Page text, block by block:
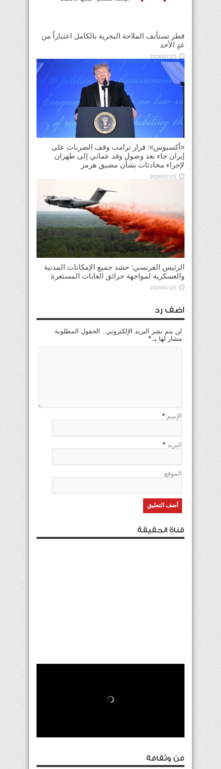
قطر تستأنف الملاحة البحرية بالكامل اعتباراً من
غدٍ الأحد
2026/07/25
«أكسيوس»: قرار ترامب وقف الضربات على
إيران جاء بعد وصول وفد عماني إلى طهران
لإجراء محادثات بشأن مضيق هرمز
2026/07/25
الرئيس الفرنسي: حشد جميع الإمكانات المدنية
والعسكرية لمواجهة حرائق الغابات المستعرة
2026/07/25
اضف رد
لن يتم نشر البريد الإلكتروني . الحقول المطلوبة
مشار لها بـ *
الإسم *
البريد *
الموقع
قناة الحقيقة
فن وثقافة